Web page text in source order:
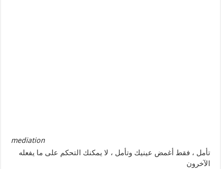
mediation
تأمل ، فقط أغمض عينيك وتأمل ، لا يمكنك التحكم على ما يفعله
الآخرون